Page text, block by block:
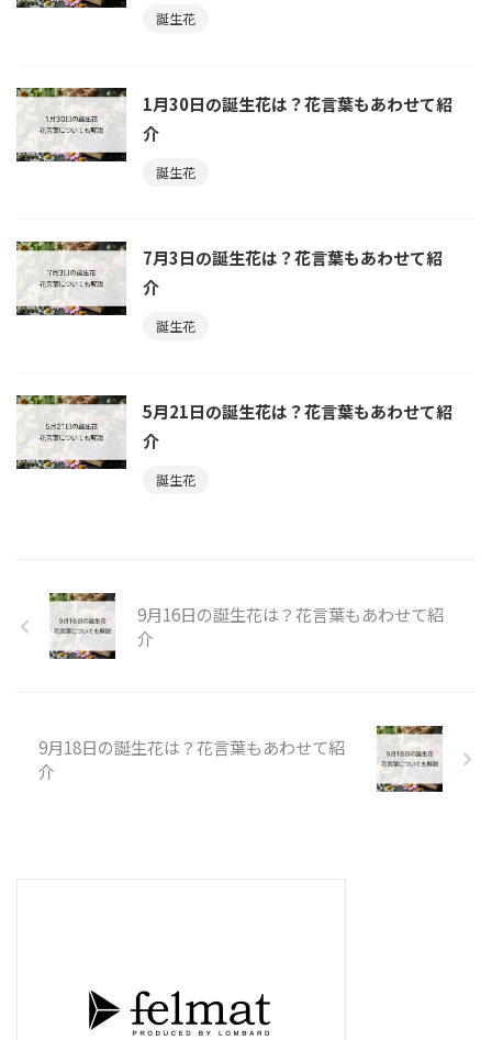
誕生花
1月30日の誕生花は？花言葉もあわせて紹
介
誕生花
7月3日の誕生花は？花言葉もあわせて紹
介
誕生花
5月21日の誕生花は？花言葉もあわせて紹
介
誕生花
9月16日の誕生花は？花言葉もあわせて紹
介
9月18日の誕生花は？花言葉もあわせて紹
介